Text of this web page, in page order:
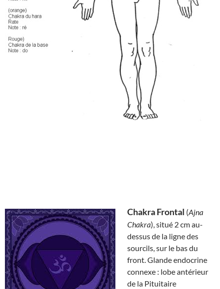
Chakra Frontal (Ajna
Chakra), situé 2 cm au-
dessus de la ligne des
sourcils, sur le bas du
front. Glande endocrine
connexe : lobe antérieur
de la Pituitaire